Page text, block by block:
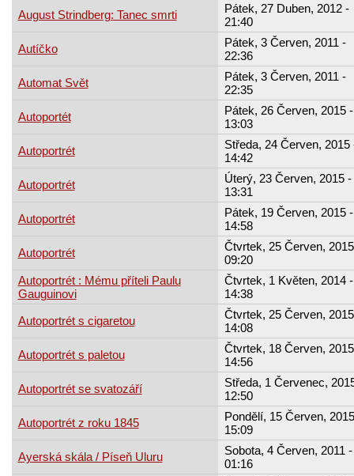
August Strindberg: Tanec smrti
Pátek, 27 Duben, 2012 -
21:40
Autíčko
Pátek, 3 Červen, 2011 -
22:36
Automat Svět
Pátek, 3 Červen, 2011 -
22:35
Autoportét
Pátek, 26 Červen, 2015 -
13:03
Autoportrét
Středa, 24 Červen, 2015
14:42
Autoportrét
Úterý, 23 Červen, 2015 -
13:31
Autoportrét
Pátek, 19 Červen, 2015 -
14:58
Autoportrét
Čtvrtek, 25 Červen,
09:20
Autoportrét : Mému příteli Paulu
Gauguinovi
Čtvrtek, 1 Květen, 2014 -
14:38
Autoportrét s cigaretou
Čtvrtek, 25 Červen,
14:08
Autoportrét s paletou
Čtvrtek, 18 Červen,
14:56
Autoportrét se svatozáří
Středa, 1 Červenec,
12:50
Autoportrét z roku 1845
Pondělí, 15 Červen,
15:09
Ayerská skála / Píseň Uluru
Sobota, 4 Červen, 2011 -
01:16